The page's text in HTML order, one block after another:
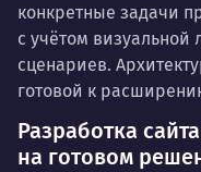
конкретные задачи
с учётом визуальной
сценариев.
готовой к
Разработка
на готовом